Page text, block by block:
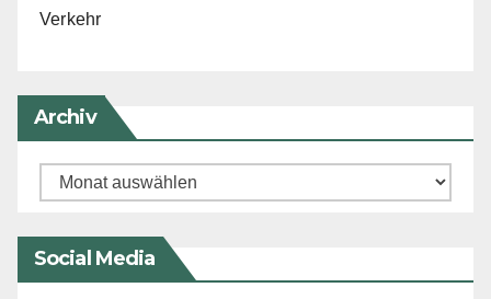
Verkehr
Archiv
Archiv
Social Media